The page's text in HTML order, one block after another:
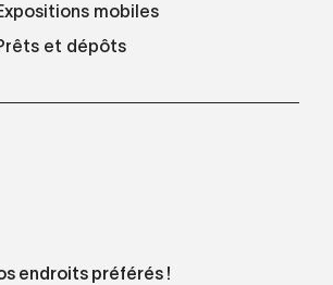
mobiles
et dépôts
endroits préférés !